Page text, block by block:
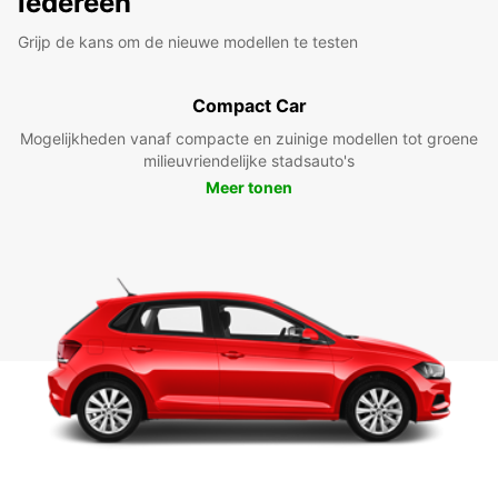
Grijp de kans om de nieuwe modellen te testen
Compact Car
Mogelijkheden vanaf compacte en zuinige modellen tot groene
milieuvriendelijke stadsauto's
Meer tonen